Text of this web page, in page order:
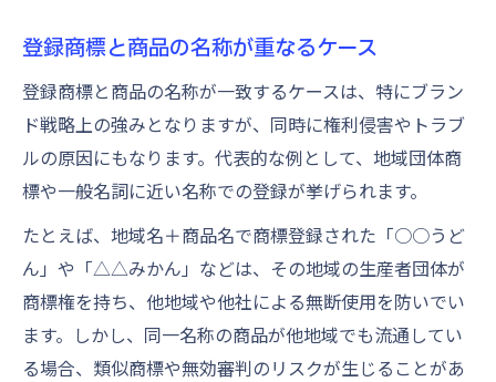
登録商標と商品の名称が重なるケース
登録商標と商品の名称が一致するケースは、特にブラン
ド戦略上の強みとなりますが、同時に権利侵害やトラブ
ルの原因にもなります。代表的な例として、地域団体商
標や一般名詞に近い名称での登録が挙げられます。
たとえば、地域名＋商品名で商標登録された「○○うど
ん」や「△△みかん」などは、その地域の生産者団体が
商標権を持ち、他地域や他社による無断使用を防いでい
ます。しかし、同一名称の商品が他地域でも流通してい
る場合、類似商標や無効審判のリスクが生じることがあ